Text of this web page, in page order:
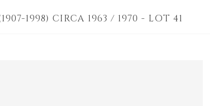
1998) CIRCA 1963 / 1970 - LOT 41